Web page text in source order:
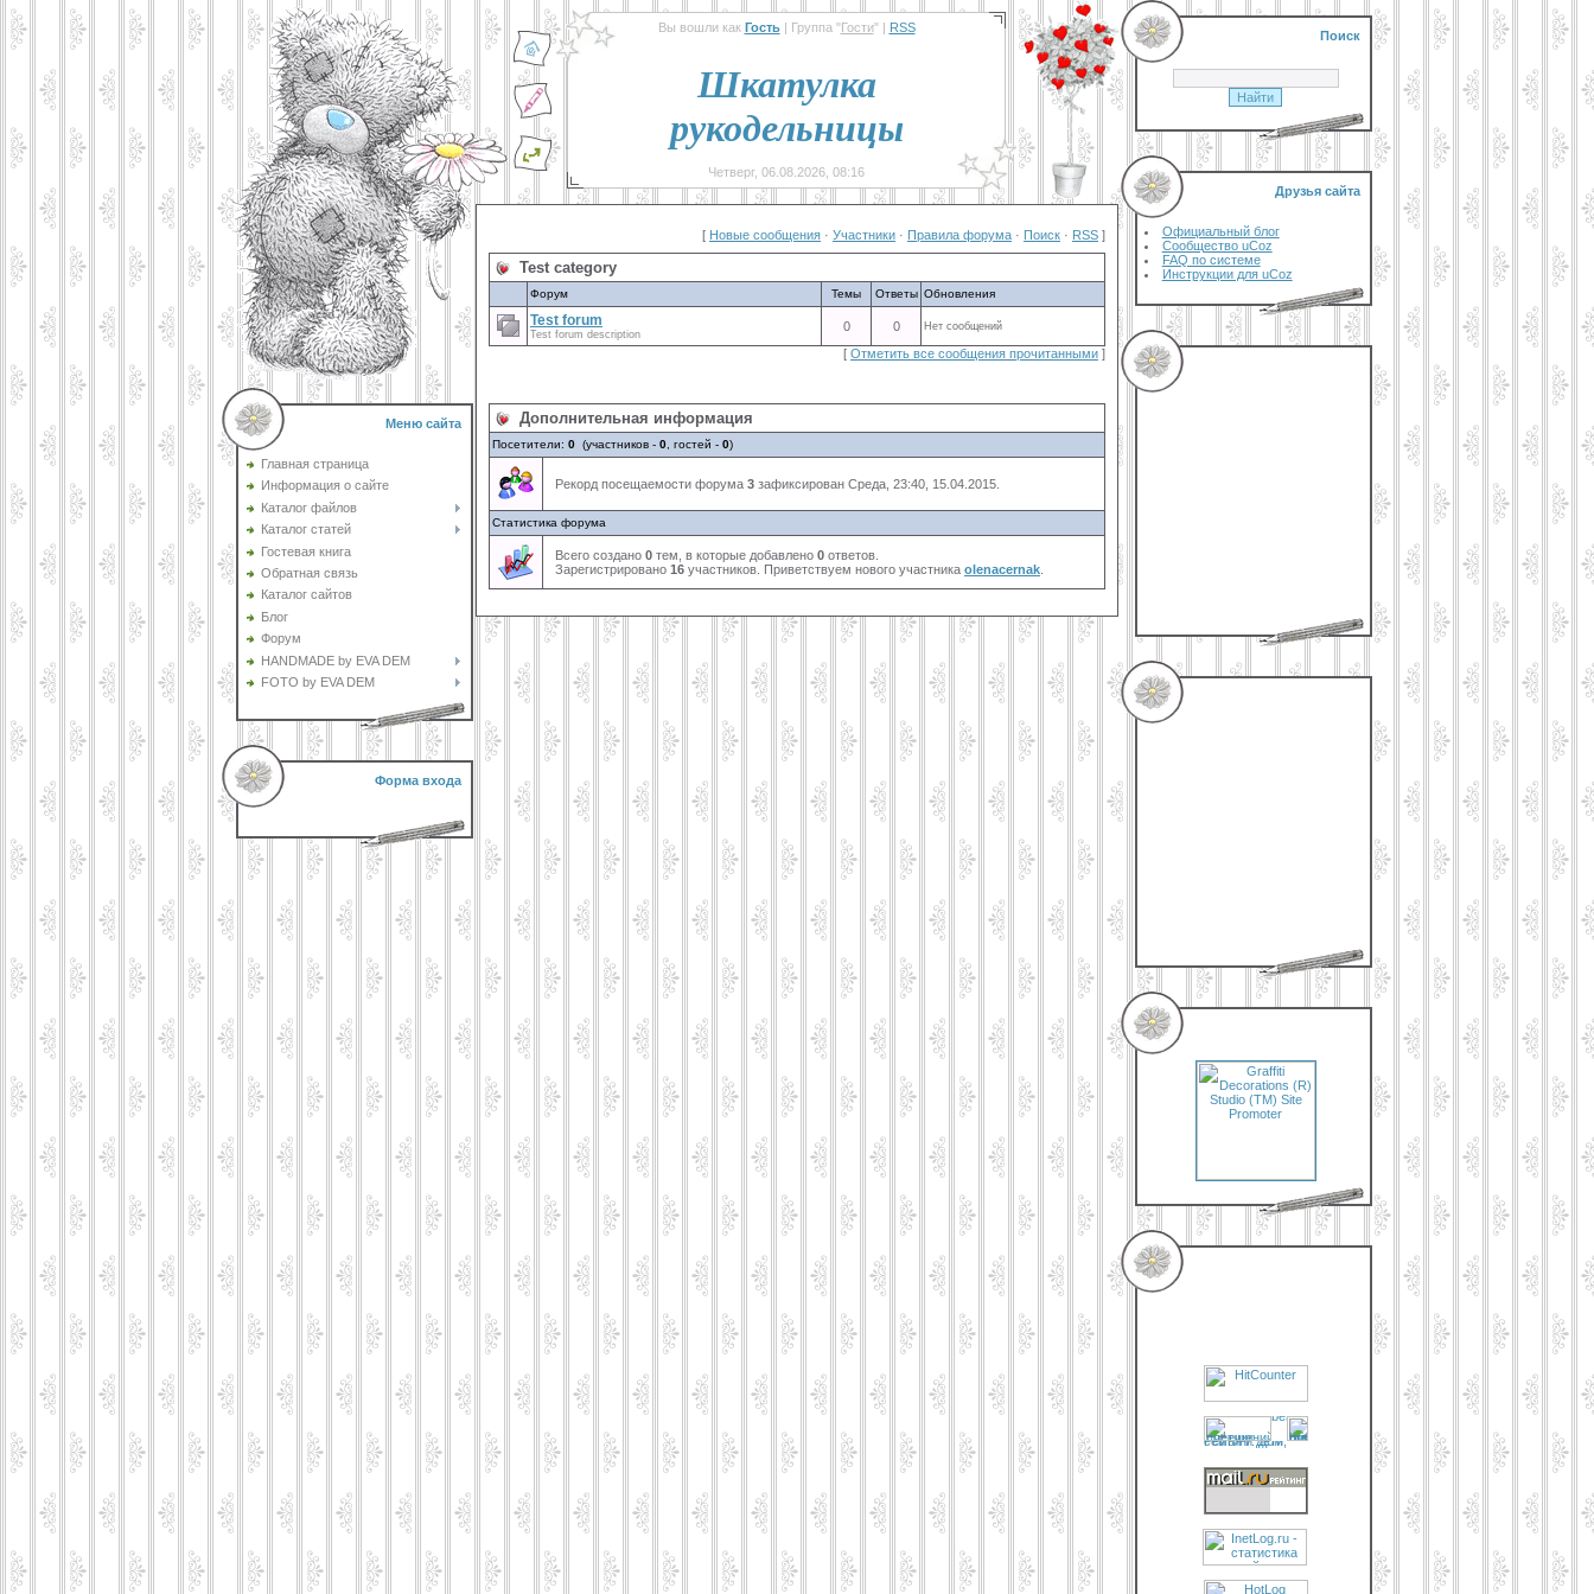
Меню сайта
Главная страница
Информация о сайте
Каталог файлов
Каталог статей
Гостевая книга
Обратная связь
Каталог сайтов
Блог
Форум
HANDMADE by EVA DEM
FOTO by EVA DEM
Форма входа
Вы вошли как Гость| Группа "Гости" | RSS
Шкатулка
рукодельницы
Четверг, 06.08.2026, 08:16
[ Новые сообщения · Участники · Правила форума · Поиск · RSS ]
Test category
Форум Темы Ответы Обновления
Test forum
Test forum description
0 0 Нет сообщений
[ Отметить все сообщения прочитанными ]
Дополнительная информация
Посетители: 0 (участников - 0 , гостей - 0)
Рекорд посещаемости форума 3 зафиксирован Среда, 23:40, 15.04.2015.
Статистика форума
Всего создано 0 тем, в которые добавлено 0 ответов.
Зарегистрировано 16 участников. Приветствуем нового участника olenacernak
Поиск
Друзья сайта
Официальный блог
Сообщество uCoz
FAQ по системе
Инструкции для uCoz